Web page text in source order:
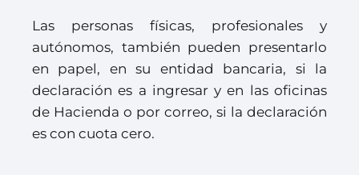
Las personas físicas, profesionales y
autónomos, también pueden presentarlo
en papel, en su entidad bancaria, si la
declaración es a ingresar y en las oficinas
de Hacienda o por correo, si la declaración
es con cuota cero.